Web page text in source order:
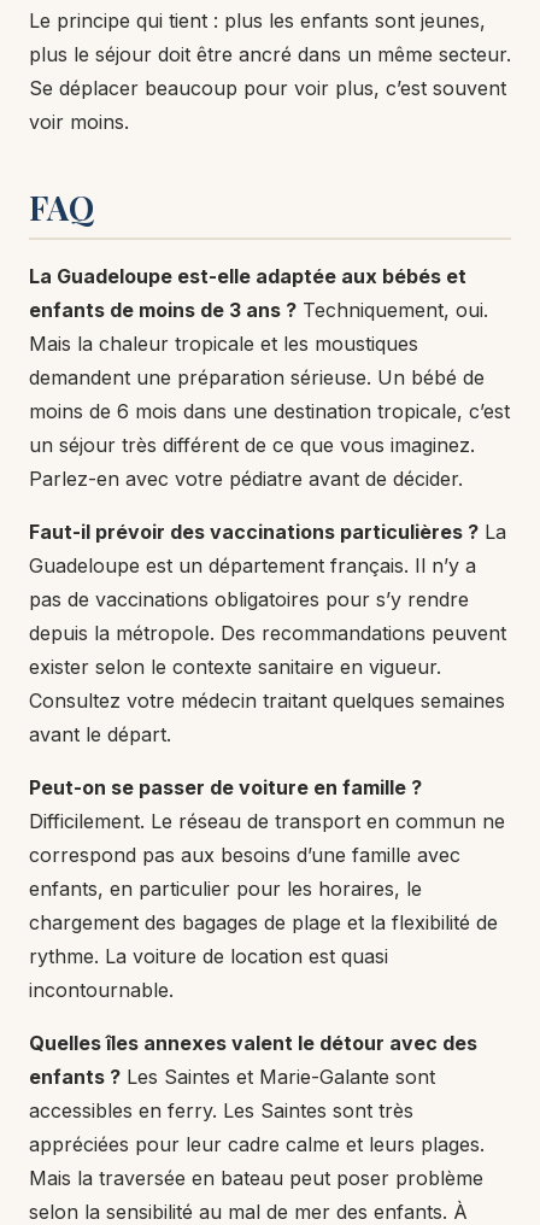
Le principe qui tient : plus les enfants sont jeunes,
plus le séjour doit être ancré dans un même secteur.
Se déplacer beaucoup pour voir plus, c’est souvent
voir moins.
FAQ
La Guadeloupe est-elle adaptée aux bébés et
enfants de moins de 3 ans ? Techniquement, oui.
Mais la chaleur tropicale et les moustiques
demandent une préparation sérieuse. Un bébé de
moins de 6 mois dans une destination tropicale, c’est
un séjour très différent de ce que vous imaginez.
Parlez-en avec votre pédiatre avant de décider.
Faut-il prévoir des vaccinations particulières ? La
Guadeloupe est un département français. Il n’y a
pas de vaccinations obligatoires pour s’y rendre
depuis la métropole. Des recommandations peuvent
exister selon le contexte sanitaire en vigueur.
Consultez votre médecin traitant quelques semaines
avant le départ.
Peut-on se passer de voiture en famille ?
Difficilement. Le réseau de transport en commun ne
correspond pas aux besoins d’une famille avec
enfants, en particulier pour les horaires, le
chargement des bagages de plage et la flexibilité de
rythme. La voiture de location est quasi
incontournable.
Quelles îles annexes valent le détour avec des
enfants ? Les Saintes et Marie-Galante sont
accessibles en ferry. Les Saintes sont très
appréciées pour leur cadre calme et leurs plages.
Mais la traversée en bateau peut poser problème
selon la sensibilité au mal de mer des enfants. À